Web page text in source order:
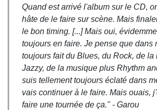
Quand est arrivé l'album sur le CD,
hâte de le faire sur scène. Mais
le bon timing. [...] Mais oui,
toujours en faire. Je pense que dans
toujours fait du Blues, du Rock, de la
Jazzy, de la musique plus Rhythm
suis tellement toujours éclaté dans
vais continuer à le faire. Mais ouais,
faire une tournée de ça." - Garou